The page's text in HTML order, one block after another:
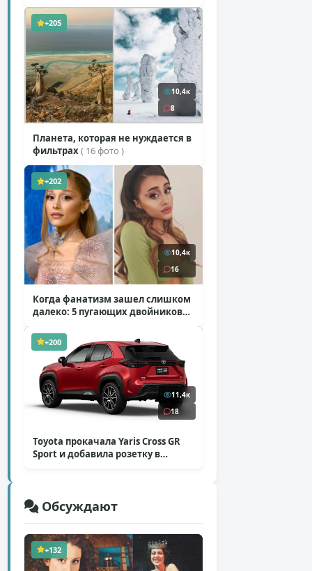
+205
10,4к
8
Планета, которая не нуждается в
фильтрах( 16 фото )
+202
10,4к
16
Когда фанатизм зашел слишком
далеко: 5 пугающих двойников
+200
11,4к
18
Toyota прокачала Yaris Cross GR
Sport и добавила розетку в
Обсуждают
+132